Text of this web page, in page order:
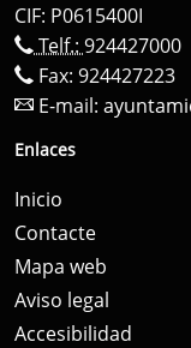
CIF: P0615400I
Telf.: 924427000
Fax: 924427223
E-mail:
Enlaces
Inicio
Contacte
Mapa web
Aviso legal
Accesibilidad